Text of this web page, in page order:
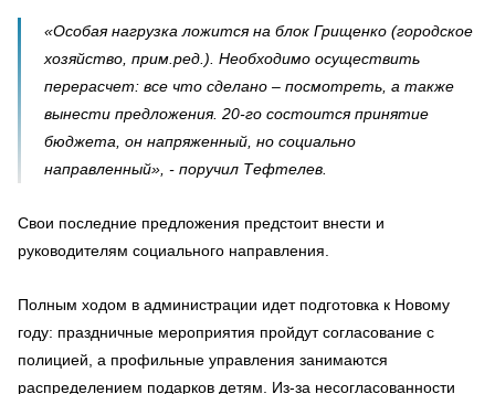
«Особая нагрузка ложится на блок Грищенко (городское
хозяйство, прим.ред.). Необходимо осуществить
перерасчет: все что сделано – посмотреть, а также
вынести предложения. 20-го состоится принятие
бюджета, он напряженный, но социально
направленный», - поручил Тефтелев.
Свои последние предложения предстоит внести и
руководителям социального направления.
Полным ходом в администрации идет подготовка к Новому
году: праздничные мероприятия пройдут согласование с
полицией, а профильные управления занимаются
распределением подарков детям. Из-за несогласованности